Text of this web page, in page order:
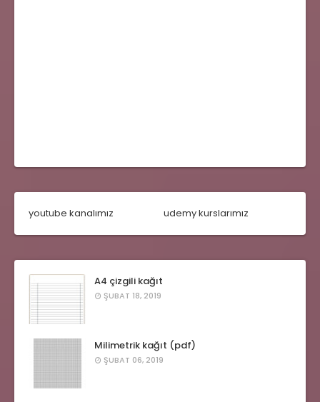
youtube kanalımız udemy kurslarımız
A4 çizgili kağıt
ŞUBAT 18, 2019
Milimetrik kağıt (pdf)
ŞUBAT 06, 2019